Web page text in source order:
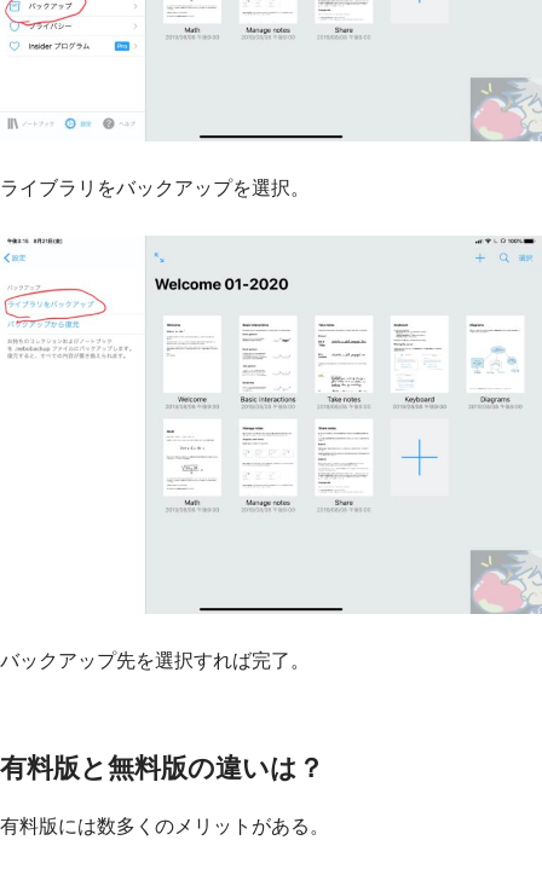
ライブラリをバックアップを選択。
バックアップ先を選択すれば完了。
有料版と無料版の違いは？
有料版には数多くのメリットがある。